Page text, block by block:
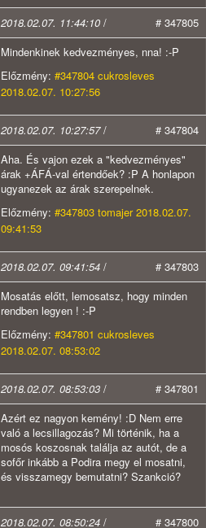
2018.02.07. 11:44:10 /
# 347805
Mindenkinek kedvezményes, nna! :-P
Előzmény: #347804 cukrosleves
2018.02.07. 10:27:56
2018.02.07. 10:27:57/
# 347804
Aha. És vajon ezek a "kedvezményes"
árak +ÁFÁ-val értendőek? :P A honlapon
ugyanezek az árak szerepelnek.
Előzmény: #347803 tomajer 2018.02.07.
09:41:53
2018.02.07. 09:41:54 /
# 347803
Mosatás előtt, lemosatsz, hogy minden
rendben legyen ! :-P
Előzmény: #347801 cukrosleves
2018.02.07. 08:53:02
2018.02.07. 08:53:03 /
# 347801
Azért ez nagyon kemény! :D Nem erre
való a lecsillagozás? Mi történik, ha a
mosós koszosnak találja az autót, de a
sofőr inkább a Podira megy el mosatni,
és visszamegy bemutatni? Szankció?
2018.02.07. 08:50:24 / # 347800